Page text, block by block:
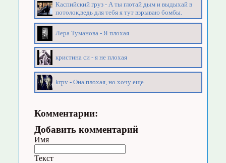
Каспийский груз - А ты глотай дым и выдыхай в
потолок,ведь для тебя я тут взрываю бомбы.
Лера Туманова - Я плохая
кристина си - я не плохая
krpv - Она плохая, но хочу еще
Комментарии:
Добавить комментарий
Имя
Текст